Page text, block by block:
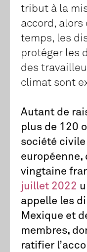
tribut à la
accord, alors
temps, les
protéger les
des
climat sont
Autant de
plus de 120
société
européenne,
vingtaine
juillet 2022
appelle les
Mexique et
membres,
ratifier